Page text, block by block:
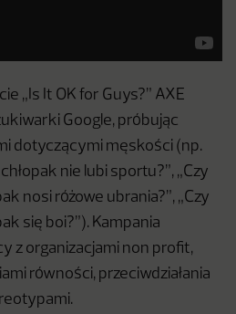
„Is It OK for Guys?” AXE
Google, próbując
dotyczącymi męskości (np.
nie lubi sportu?”, „Czy
nosi różowe ubrania?”, „Czy
się boi?”). Kampania
z organizacjami non profit,
równości, przeciwdziałania